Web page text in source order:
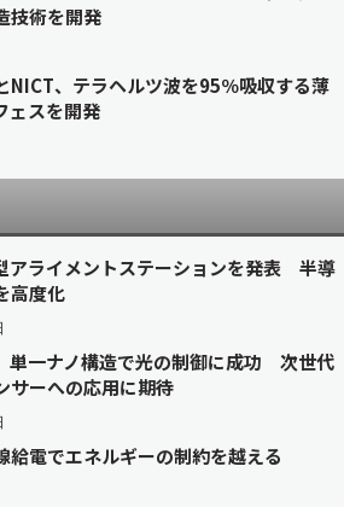
技術を開発
NICT、テラヘルツ波を95％吸収する薄
ェスを開発
アライメントステーションを発表 半導
高度化
単一ナノ構造で光の制御に成功 次世代
サーへの応用に期待
給電でエネルギーの制約を越える